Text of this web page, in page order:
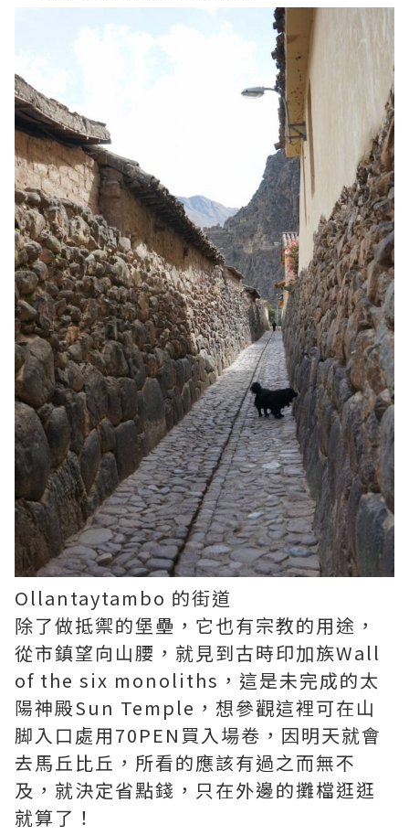
Ollantaytambo 的街道
除了做抵禦的堡壘，它也有宗教的用途，
從市鎮望向山腰，就見到古時印加族Wall
of the six monoliths，這是未完成的太
陽神殿Sun Temple，想參觀這裡可在山
脚入口處用70PEN買入場卷，因明天就會
去馬丘比丘，所看的應該有過之而無不
及，就決定省點錢，只在外邊的攤檔逛逛
就算了！